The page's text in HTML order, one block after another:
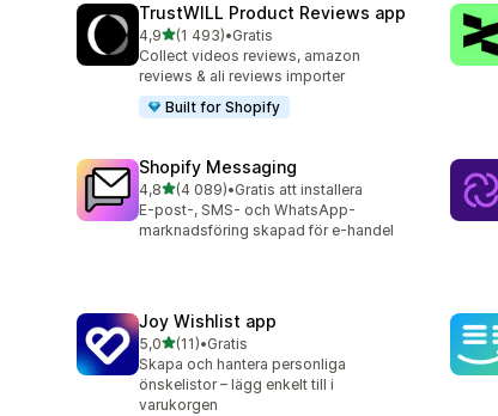
TrustWILL Product Reviews app
4,9av 5 stjärnor
(1 493)
1493 recensioner totalt
•Gratis
Collect videos reviews, amazon
reviews & ali reviews importer
Built for Shopify
Shopify Messaging
4,8av 5 stjärnor
(4 089)
4089 recensioner totalt
•Gratis att installera
E-post-, SMS- och WhatsApp-
marknadsföring skapad för e-handel
Joy Wishlist app
5,0av 5 stjärnor
(11)
11 recensioner totalt
•Gratis
Skapa och hantera personliga
önskelistor – lägg enkelt till i
varukorgen